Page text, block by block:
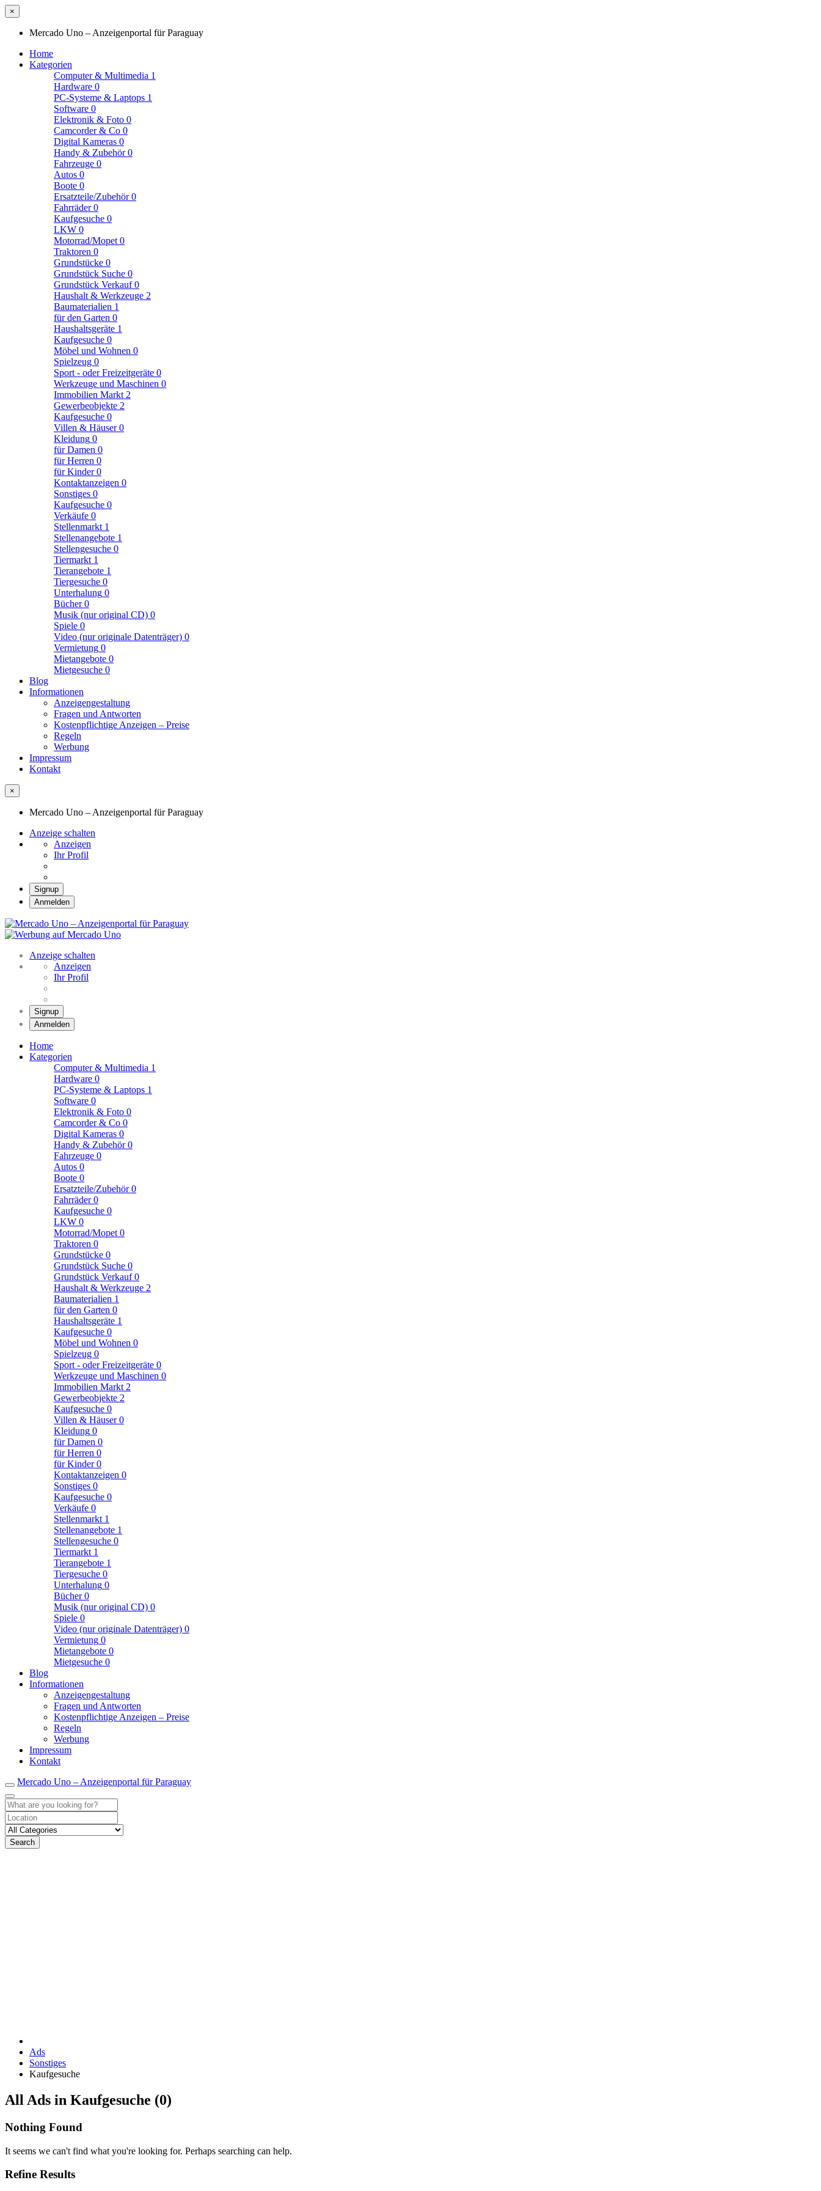
×
Mercado Uno – Anzeigenportal für Paraguay
Home
Kategorien
Computer & Multimedia 1
Hardware 0
PC-Systeme & Laptops 1
Software 0
Elektronik & Foto 0
Camcorder & Co 0
Digital Kameras 0
Handy & Zubehör0
Fahrzeuge 0
Autos 0
Boote 0
Ersatzteile/Zubehör0
Fahrräder0
Kaufgesuche 0
LKW 0
Motorrad/Mopet 0
Traktoren 0
Grundstücke 0
Grundstück Suche 0
Grundstück Verkauf0
Haushalt & Werkzeuge 2
Baumaterialien 1
für den Garten 0
Haushaltsgeräte 1
Kaufgesuche 0
Möbel und Wohnen 0
Spielzeug 0
Sport - oder Freizeitgeräte 0
Werkzeuge und Maschinen 0
Immobilien Markt 2
Gewerbeobjekte 2
Kaufgesuche 0
Villen & Häuser0
Kleidung 0
für Damen 0
für Herren 0
für Kinder0
Kontaktanzeigen 0
Sonstiges 0
Kaufgesuche 0
Verkäufe 0
Stellenmarkt 1
Stellenangebote 1
Stellengesuche 0
Tiermarkt 1
Tierangebote 1
Tiergesuche 0
Unterhalung 0
Bücher0
Musik (nur original CD) 0
Spiele 0
Video (nur originale Datenträger) 0
Vermietung 0
Mietangebote 0
Mietgesuche 0
Blog
Informationen
Anzeigengestaltung
Fragen und Antworten
Kostenpflichtige Anzeigen – Preise
Regeln
Werbung
Impressum
Kontakt
×
Mercado Uno – Anzeigenportal für Paraguay
Anzeige schalten
Anzeigen
Ihr Profil
Signup
Anmelden
Anzeige schalten
Anzeigen
Ihr Profil
Signup
Anmelden
Home
Kategorien
Computer & Multimedia 1
Hardware 0
PC-Systeme & Laptops 1
Software 0
Elektronik & Foto 0
Camcorder & Co 0
Digital Kameras 0
Handy & Zubehör0
Fahrzeuge 0
Autos 0
Boote 0
Ersatzteile/Zubehör0
Fahrräder0
Kaufgesuche 0
LKW 0
Motorrad/Mopet 0
Traktoren 0
Grundstücke 0
Grundstück Suche 0
Grundstück Verkauf0
Haushalt & Werkzeuge 2
Baumaterialien 1
für den Garten 0
Haushaltsgeräte 1
Kaufgesuche 0
Möbel und Wohnen 0
Spielzeug 0
Sport - oder Freizeitgeräte 0
Werkzeuge und Maschinen 0
Immobilien Markt 2
Gewerbeobjekte 2
Kaufgesuche 0
Villen & Häuser0
Kleidung 0
für Damen 0
für Herren 0
für Kinder0
Kontaktanzeigen 0
Sonstiges 0
Kaufgesuche 0
Verkäufe 0
Stellenmarkt 1
Stellenangebote 1
Stellengesuche 0
Tiermarkt 1
Tierangebote 1
Tiergesuche 0
Unterhalung 0
Bücher0
Musik (nur original CD) 0
Spiele 0
Video (nur originale Datenträger) 0
Vermietung 0
Mietangebote 0
Mietgesuche 0
Blog
Informationen
Anzeigengestaltung
Fragen und Antworten
Kostenpflichtige Anzeigen – Preise
Regeln
Werbung
Impressum
Kontakt
Mercado Uno – Anzeigenportal für Paraguay
Search
Ads
Sonstiges
Kaufgesuche
RSS
Feed
ad
Kaufgesuche
All Ads in Kaufgesuche (0)
Nothing Found
It seems we can't find what you're looking for. Perhaps searching can help.
Refine Results